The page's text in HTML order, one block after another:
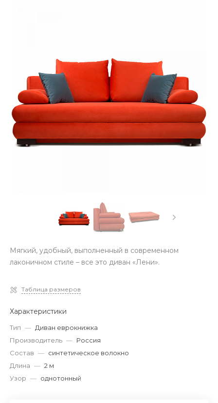
Мягкий, удобный, выполненный в современном
лаконичном стиле – все это диван «Лени».
Таблица размеров
Характеристики
Тип — Диван еврокнижка
Производитель — Россия
Состав — синтетическое волокно
Длина — 2 м
Узор — однотонный